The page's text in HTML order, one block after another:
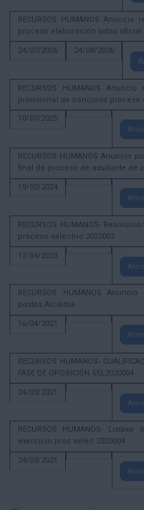
RECURSOS HUMANOS
proceso elaboración listas oficial
24/07/2026
24/08/2026
RECURSOS HUMANOS
provisional de concurso proceso
10/07/2025
RECURSOS HUMANOS
final do proceso de axudante de
19/02/2024
RECURSOS HUMANOS-
proceso selectivo 2022007
17/04/2023
RECURSOS HUMANOS
postos Alcaldía
16/04/2021
RECURSOS HUMANOS-
FASE DE OPOSICIÓN SEL2020004
24/03/2021
RECURSOS HUMANOS-
exercicio proc selec 2020004
24/03/2021